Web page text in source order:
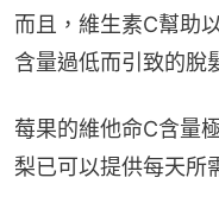
而且，維生素C幫助
含量過低而引致的脫
莓果的維他命C含量
梨已可以提供每天所